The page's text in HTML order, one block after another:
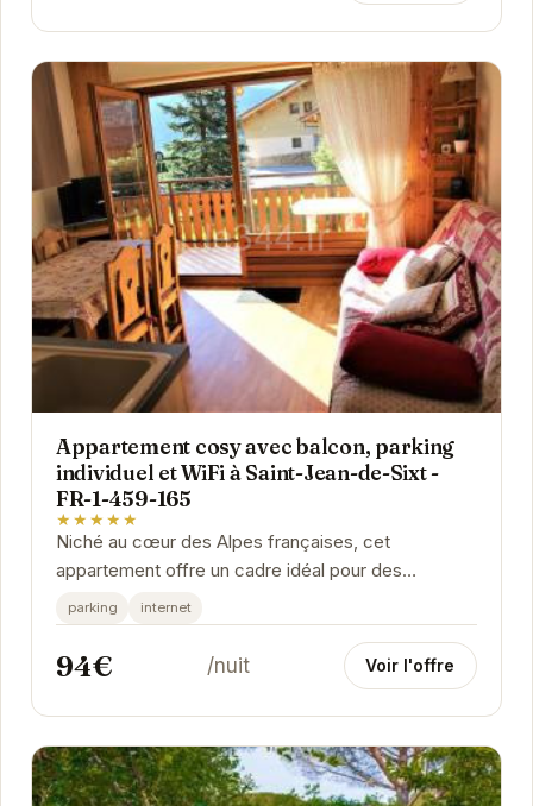
Appartement cosy avec balcon, parking
individuel et WiFi à Saint-Jean-de-Sixt -
FR-1-459-165
★★★★★
Niché au cœur des Alpes françaises, cet
appartement offre un cadre idéal pour des
vacances reposantes. Le balcon offre une vue
imprenable sur les...
parking internet
94€ /nuit Voir l'offre